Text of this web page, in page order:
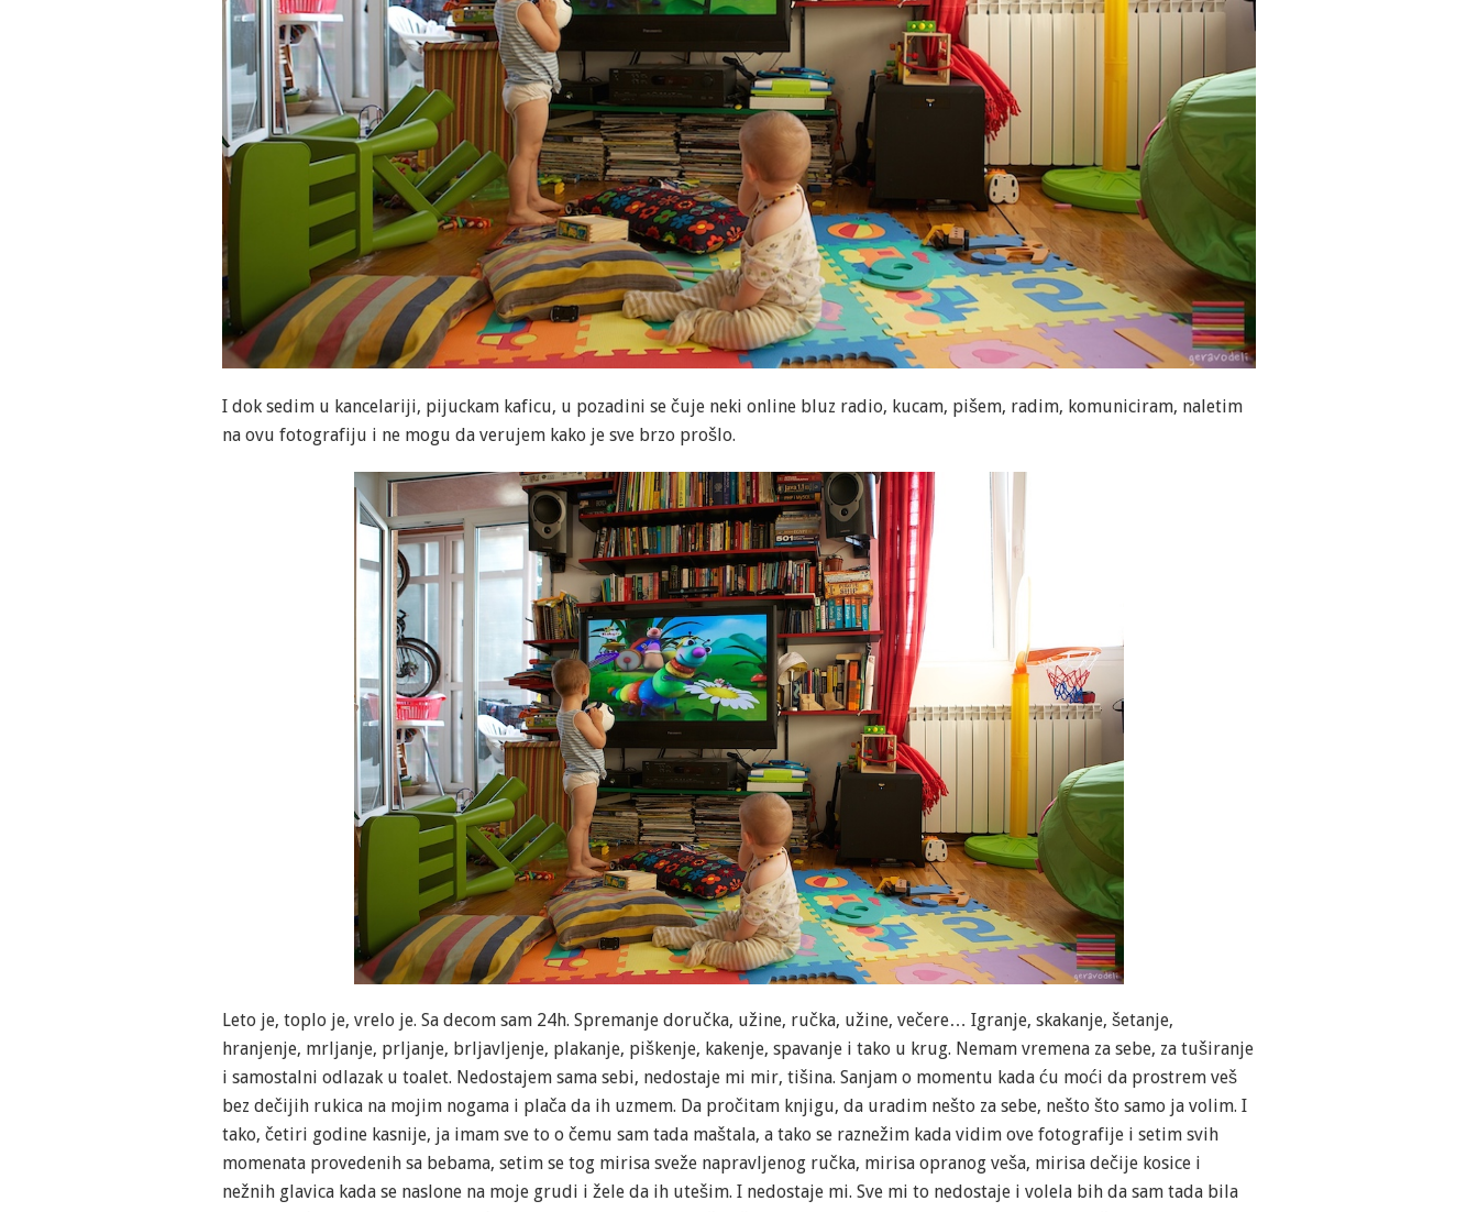
I dok sedim u kancelariji, pijuckam kaficu, u pozadini se čuje neki online bluz radio, kucam, pišem, radim, komuniciram, naletim
na ovu fotografiju i ne mogu da verujem kako je sve brzo prošlo.
Leto je, toplo je, vrelo je. Sa decom sam 24h. Spremanje doručka, užine, ručka, užine, večere… Igranje, skakanje, šetanje,
hranjenje, mrljanje, prljanje, brljavljenje, plakanje, piškenje, kakenje, spavanje i tako u krug. Nemam vremena za sebe, za tuširanje
i samostalni odlazak u toalet. Nedostajem sama sebi, nedostaje mi mir, tišina. Sanjam o momentu kada ću moći da prostrem veš
bez dečijih rukica na mojim nogama i plača da ih uzmem. Da pročitam knjigu, da uradim nešto za sebe, nešto što samo ja volim. I
tako, četiri godine kasnije, ja imam sve to o čemu sam tada maštala, a tako se raznežim kada vidim ove fotografije i setim svih
momenata provedenih sa bebama, setim se tog mirisa sveže napravljenog ručka, mirisa opranog veša, mirisa dečije kosice i
nežnih glavica kada se naslone na moje grudi i žele da ih utešim. I nedostaje mi. Sve mi to nedostaje i volela bih da sam tada bila